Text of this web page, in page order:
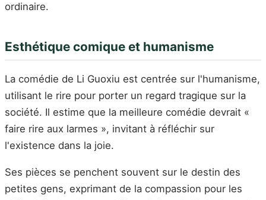
ordinaire.
Esthétique comique et humanisme
La comédie de Li Guoxiu est centrée sur l'humanisme,
utilisant le rire pour porter un regard tragique sur la
société. Il estime que la meilleure comédie devrait «
faire rire aux larmes », invitant à réfléchir sur
l'existence dans la joie.
Ses pièces se penchent souvent sur le destin des
petites gens, exprimant de la compassion pour les